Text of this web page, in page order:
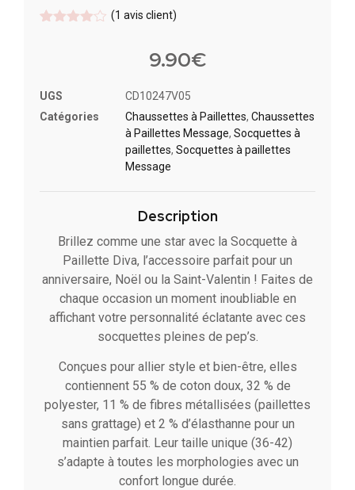
client
(1 avis client)
9.90€
UGS
CD10247V05
Catégories
Chaussettes à Paillette​s, Chaussettes
à Paillettes Message​, Socquettes à
paillettes, Socquettes à paillettes
Message
Description
Brillez comme une star avec la Socquette à
Paillette Diva, l’accessoire parfait pour un
anniversaire, Noël ou la Saint-Valentin ! Faites de
chaque occasion un moment inoubliable en
affichant votre personnalité éclatante avec ces
socquettes pleines de pep’s.
Conçues pour allier style et bien-être, elles
contiennent 55 % de coton doux, 32 % de
polyester, 11 % de fibres métallisées (paillettes
sans grattage) et 2 % d’élasthanne pour un
maintien parfait. Leur taille unique (36-42)
s’adapte à toutes les morphologies avec un
confort longue durée.